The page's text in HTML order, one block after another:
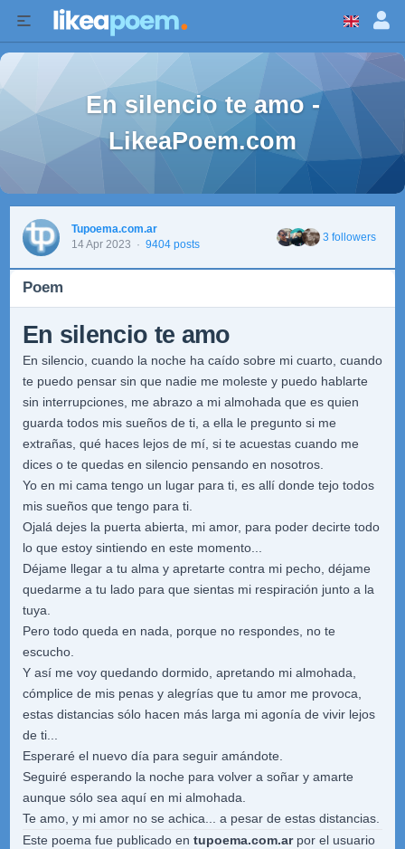
En silencio te amo -
LikeaPoem.com
Tupoema.com.ar
14 Apr 2023 · 9404 posts
3 followers
Poem
En silencio te amo
En silencio, cuando la noche ha caído sobre mi cuarto, cuando
te puedo pensar sin que nadie me moleste y puedo hablarte
sin interrupciones, me abrazo a mi almohada que es quien
guarda todos mis sueños de ti, a ella le pregunto si me
extrañas, qué haces lejos de mí, si te acuestas cuando me
dices o te quedas en silencio pensando en nosotros.
Yo en mi cama tengo un lugar para ti, es allí donde tejo todos
mis sueños que tengo para ti.
Ojalá dejes la puerta abierta, mi amor, para poder decirte todo
lo que estoy sintiendo en este momento...
Déjame llegar a tu alma y apretarte contra mi pecho, déjame
quedarme a tu lado para que sientas mi respiración junto a la
tuya.
Pero todo queda en nada, porque no respondes, no te
escucho.
Y así me voy quedando dormido, apretando mi almohada,
cómplice de mis penas y alegrías que tu amor me provoca,
estas distancias sólo hacen más larga mi agonía de vivir lejos
de ti...
Esperaré el nuevo día para seguir amándote.
Seguiré esperando la noche para volver a soñar y amarte
aunque sólo sea aquí en mi almohada.
Te amo, y mi amor no se achica... a pesar de estas distancias.
Este poema fue publicado en tupoema.com.arpor el usuario